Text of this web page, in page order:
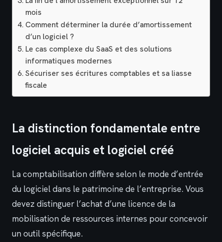
mois
Comment déterminer la durée d’amortissement
d’un logiciel ?
Le cas complexe du SaaS et des solutions
informatiques modernes
Sécuriser ses écritures comptables et sa liasse
fiscale
La distinction fondamentale entre
logiciel acquis et logiciel créé
La comptabilisation diffère selon le mode d’entrée
du logiciel dans le patrimoine de l’entreprise. Vous
devez distinguer l’achat d’une licence de la
mobilisation de ressources internes pour concevoir
un outil spécifique.